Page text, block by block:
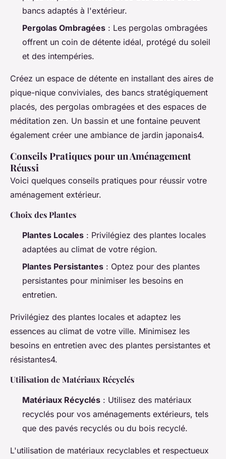
bancs adaptés à l'extérieur.
Pergolas Ombragées : Les pergolas ombragées
offrent un coin de détente idéal, protégé du soleil
et des intempéries.
Créez un espace de détente en installant des aires de
pique-nique conviviales, des bancs stratégiquement
placés, des pergolas ombragées et des espaces de
méditation zen. Un bassin et une fontaine peuvent
également créer une ambiance de jardin japonais4.
Conseils Pratiques pour un Aménagement
Réussi
Voici quelques conseils pratiques pour réussir votre
aménagement extérieur.
Choix des Plantes
Plantes Locales : Privilégiez des plantes locales
adaptées au climat de votre région.
Plantes Persistantes : Optez pour des plantes
persistantes pour minimiser les besoins en
entretien.
Privilégiez des plantes locales et adaptez les
essences au climat de votre ville. Minimisez les
besoins en entretien avec des plantes persistantes et
résistantes4.
Utilisation de Matériaux Récyclés
Matériaux Récyclés : Utilisez des matériaux
recyclés pour vos aménagements extérieurs, tels
que des pavés recyclés ou du bois recyclé.
L'utilisation de matériaux recyclables et respectueux